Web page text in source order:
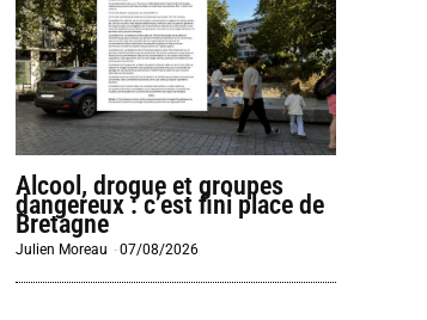
Alcool, drogue et groupes
dangereux : c’est fini place de
Bretagne
Julien Moreau -07/08/2026